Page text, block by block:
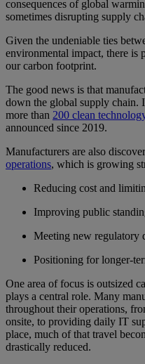
consequences of global
sometimes disrupting supply
Given the undeniable ties
environmental impact, there
our carbon footprint.
The good news is that
down the global supply chain.
more than 200 clean
announced since 2019.
Manufacturers are also
operations, which is growing
Reducing cost and
Improving public
Meeting new regulatory
Positioning for longer-
One area of focus is outsized
plays a central role. Many
throughout their operations,
onsite, to providing daily IT
place, much of that travel
drastically reduced.